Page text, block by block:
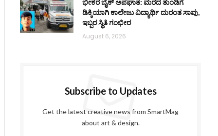
ಭೀಕರ ಬೈಕ್ ಅಪಘಾತ: ಮರದ ತುಂಡಿಗೆ
ಡಿಕ್ಕಿಯಾಗಿ ಕಾಲೇಜು ವಿದ್ಯಾರ್ಥಿ ದುರಂತ ಸಾವು,
ಇಬ್ಬರ ಸ್ಥಿತಿ ಗಂಭೀರ
August 6, 2026
Subscribe to Updates
Get the latest creative news from SmartMag
about art & design.